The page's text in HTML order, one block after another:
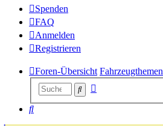
Spenden
FAQ
Anmelden
Registrieren
Foren-Übersicht Fahrzeugthemen
Suche
Suche